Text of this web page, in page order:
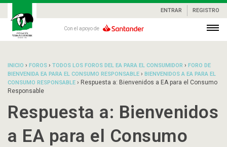
ENTRAR REGISTRO
Con el apoyo de
INICIO › FOROS › TODOS LOS FOROS DEL EA PARA EL CONSUMIDOR › FORO DE
BIENVENIDA EA PARA EL CONSUMO RESPONSABLE › BIENVENIDOS A EA PARA EL
CONSUMO RESPONSABLE › Respuesta a: Bienvenidos a EA para el Consumo
Responsable
Respuesta a: Bienvenidos
a EA para el Consumo